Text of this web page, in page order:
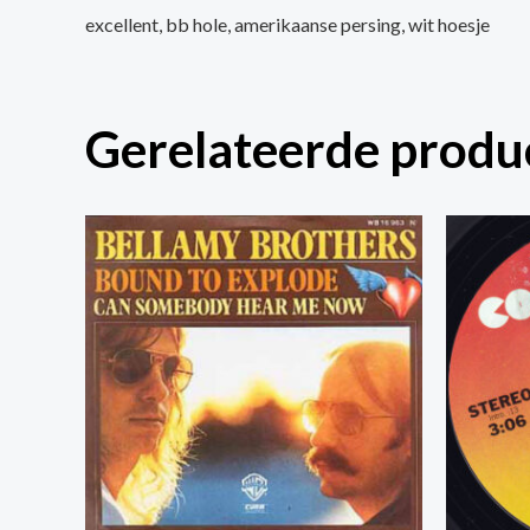
excellent, bb hole, amerikaanse persing, wit hoesje
Gerelateerde